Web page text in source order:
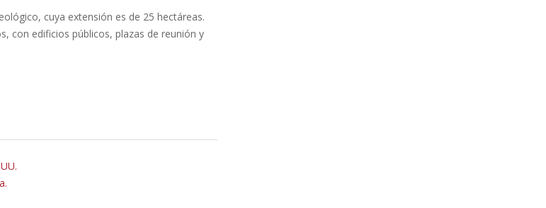
cuya extensión es de 25 hectáreas.
con edificios públicos, plazas de reunión y